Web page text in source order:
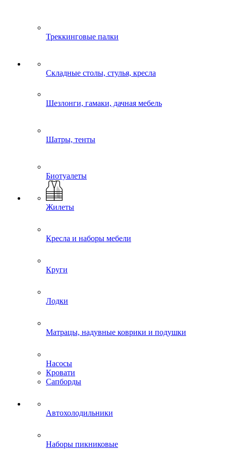
Треккинговые палки
Складные столы, стулья, кресла
Шезлонги, гамаки, дачная мебель
Шатры, тенты
Биотуалеты
Жилеты
Кресла и наборы мебели
Круги
Лодки
Матрацы, надувные коврики и подушки
Насосы
Кровати
Сапборды
Автохолодильники
Наборы пикниковые